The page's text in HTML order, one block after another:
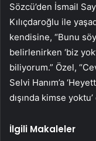
Sözcü’den İsmail
Kılıçdaroğlu ile
kendisine, “Bunu
belirlenirken ‘biz
biliyorum.” Özel,
Selvi Hanım’a
dışında kimse
İlgili Makaleler